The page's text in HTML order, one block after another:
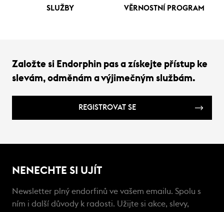
SLUŽBY VĚRNOSTNÍ PROGRAM
Založte si Endorphin pas a získejte přístup ke
slevám, odměnám a výjimečným službám.
REGISTROVAT SE
NENECHTE SI UJÍT
Newsletter plný endorfinů ve vašem emailu. Spolu s
ním i další důvody k radosti. Užijte si akce, slevy,